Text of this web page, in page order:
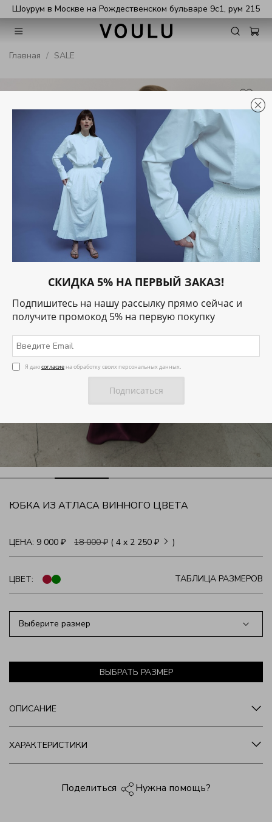
Шоурум в Москве на Рождественском бульваре 9с1, рум 215
Главная SALE
ЮБКА ИЗ АТЛАСА ВИННОГО ЦВЕТА
ЦЕНА: 9 000 ₽ 18 000 ₽ ( 4 x 2 250 ₽ )
ЦВЕТ: ТАБЛИЦА РАЗМЕРОВ
ВЫБРАТЬ РАЗМЕР
Выберите размер
ОПИСАНИЕ
ХАРАКТЕРИСТИКИ
Поделиться Нужна помощь?
СКИДКА 5% НА ПЕРВЫЙ ЗАКАЗ!
Подпишитесь на нашу рассылку прямо сейчас и
получите промокод 5% на первую покупку
Я даюсогласие на обработку своих персональных данных.